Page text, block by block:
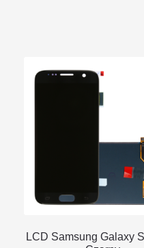
LCD Samsung Galaxy